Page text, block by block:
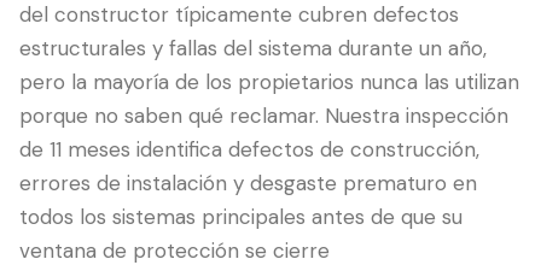
English Português Español✓ 中文
407-205-7228
Agendar Inspección
del constructor típicamente cubren defectos
estructurales y fallas del sistema durante un año,
pero la mayoría de los propietarios nunca las utilizan
porque no saben qué reclamar. Nuestra inspección
de 11 meses identifica defectos de construcción,
errores de instalación y desgaste prematuro en
todos los sistemas principales antes de que su
ventana de protección se cierre